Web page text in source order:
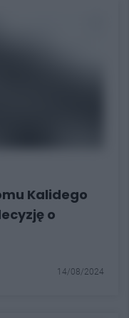
Kalidego
o
14/08/2024